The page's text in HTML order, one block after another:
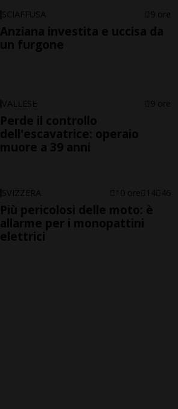
SCIAFFUSA 9 ore
Anziana investita e uccisa da
un furgone
VALLESE 9 ore
Perde il controllo
dell'escavatrice: operaio
muore a 39 anni
SVIZZERA 10 ore 14 46
Più pericolosi delle moto: è
allarme per i monopattini
elettrici